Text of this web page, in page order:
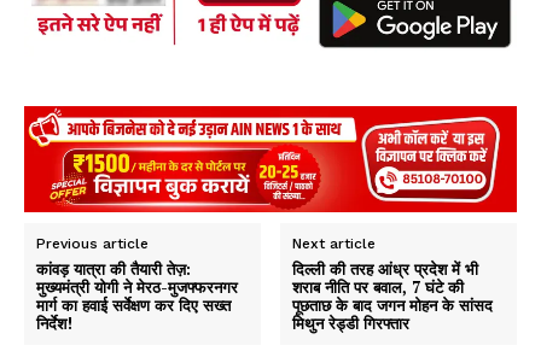
p
Previous article
कांवड़ यात्रा की तैयारी तेज़:
मुख्यमंत्री योगी ने मेरठ-मुजफ्फरनगर
मार्ग का हवाई सर्वेक्षण कर दिए सख्त
निर्देश!
Next article
दिल्ली की तरह आंध्र प्रदेश में भी
शराब नीति पर बवाल, 7 घंटे की
पूछताछ के बाद जगन मोहन के सांसद
मिथुन रेड्डी गिरफ्तार